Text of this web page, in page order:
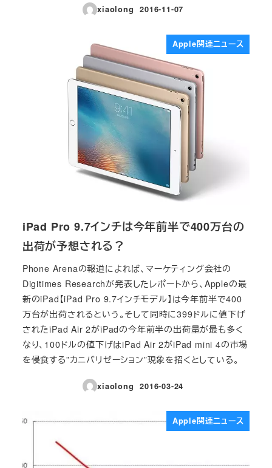
xiaolong
投稿日
2016-11-07
Apple関連ニュース
iPad Pro 9.7インチは今年前半で400万台の
出荷が予想される？
Phone Arenaの報道によれば、マーケティング会社の
Digitimes Researchが発表したレポートから、Appleの最
新のiPad【iPad Pro 9.7インチモデル】は今年前半で400
万台が出荷されるという。そして同時に399ドルに値下げ
されたiPad Air 2がiPadの今年前半の出荷量が最も多く
なり、100ドルの値下げはiPad Air 2がiPad mini 4の市場
を侵食する”カニバリゼーション”現象を招くとしている。
xiaolong
投稿日
2016-03-24
Apple関連ニュース